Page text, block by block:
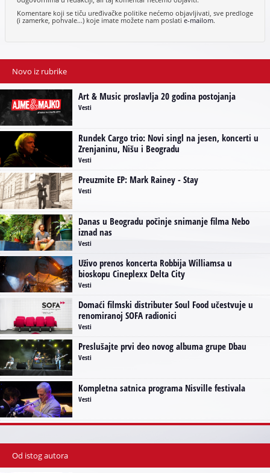
Komentare koji se tiču uređivačke politike nećemo objavljivati, sve predloge
(i zamerke, pohvale...) koje imate možete nam poslatie-mailom.
Novo iz rubrike
Art & Music proslavlja 20 godina postojanja
Vesti
Rundek Cargo trio: Novi singl na jesen, koncerti u
Zrenjaninu, Nišu i Beogradu
Vesti
Preuzmite EP: Mark Rainey - Stay
Vesti
Danas u Beogradu počinje snimanje filma Nebo
iznad nas
Vesti
Uživo prenos koncerta Robbija Williamsa u
bioskopu Cineplexx Delta City
Vesti
Domaći filmski distributer Soul Food učestvuje u
renomiranoj SOFA radionici
Vesti
Preslušajte prvi deo novog albuma grupe Dbau
Vesti
Kompletna satnica programa Nisville festivala
Vesti
Od istog autora